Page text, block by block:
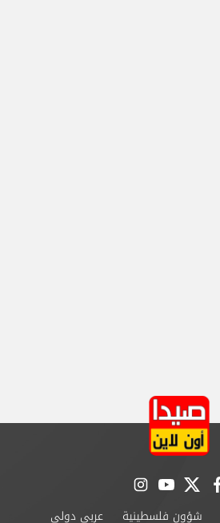
facebook
twitter
youtube
instagram
شؤون فلسطينية عربي دولي